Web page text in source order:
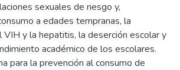
sexuales de riesgo y,
a edades tempranas, la
y la hepatitis, la deserción escolar y
académico de los escolares.
para la prevención al consumo de